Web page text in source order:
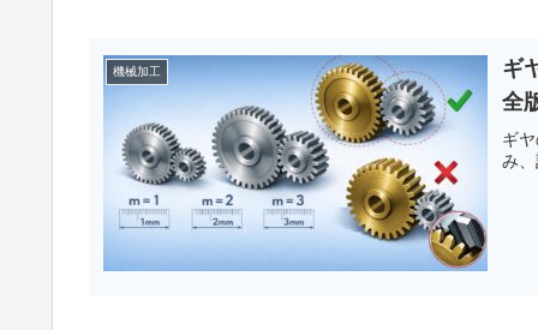
機械加工
ギ
全
ギ
み